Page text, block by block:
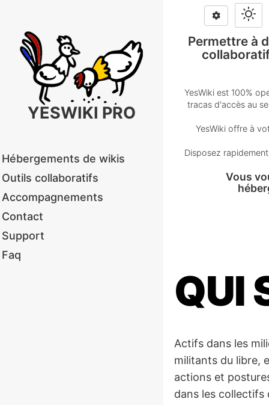
YESWIKI PRO
Hébergements de wikis
Outils collaboratifs
Accompagnements
Contact
Support
Faq
Permettre à
YesWiki est 100%
tracas d'accès au
YesWiki offre à
Disposez
Vous
QUI
Actifs dans les
militants du libre,
actions et
dans les collectifs